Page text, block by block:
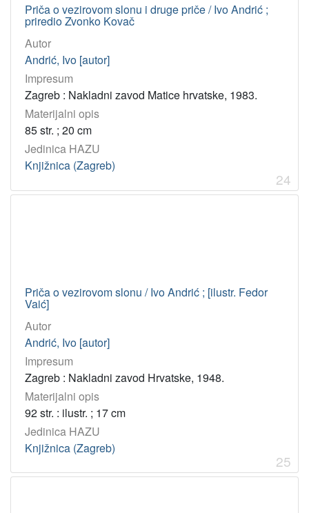
Priča o vezirovom slonu i druge priče / Ivo Andrić ;
priredio Zvonko Kovač
Autor
Andrić, Ivo [autor]
Impresum
Zagreb : Nakladni zavod Matice hrvatske, 1983.
Materijalni opis
85 str. ; 20 cm
Jedinica HAZU
Knjižnica (Zagreb)
24
Priča o vezirovom slonu / Ivo Andrić ; [ilustr. Fedor
Vaić]
Autor
Andrić, Ivo [autor]
Impresum
Zagreb : Nakladni zavod Hrvatske, 1948.
Materijalni opis
92 str. : ilustr. ; 17 cm
Jedinica HAZU
Knjižnica (Zagreb)
25